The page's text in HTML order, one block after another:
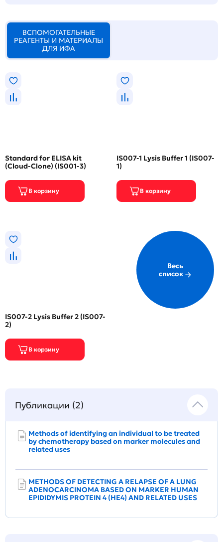
ВСПОМОГАТЕЛЬНЫЕ
РЕАГЕНТЫ И МАТЕРИАЛЫ
ДЛЯ ИФА
Standard for ELISA kit
(Cloud-Clone) (IS001-3)
IS007-1 Lysis Buffer 1 (IS007-
1)
IS007-2 Lysis Buffer 2 (IS007-
2)
Весь
список
Публикации (2)
Methods of identifying an individual to be treated
by chemotherapy based on marker molecules and
related uses
METHODS OF DETECTING A RELAPSE OF A LUNG
ADENOCARCINOMA BASED ON MARKER HUMAN
EPIDIDYMIS PROTEIN 4 (HE4) AND RELATED USES